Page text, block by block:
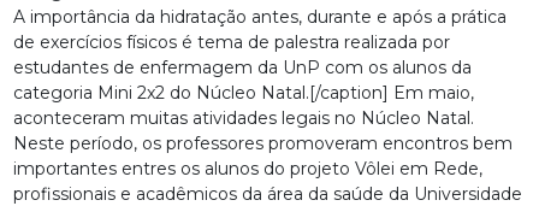
A importância da hidratação antes, durante e após a prática
de exercícios físicos é tema de palestra realizada por
estudantes de enfermagem da UnP com os alunos da
categoria Mini 2x2 do Núcleo Natal.[/caption] Em maio,
aconteceram muitas atividades legais no Núcleo Natal.
Neste período, os professores promoveram encontros bem
importantes entres os alunos do projeto Vôlei em Rede,
profissionais e acadêmicos da área da saúde da Universidade